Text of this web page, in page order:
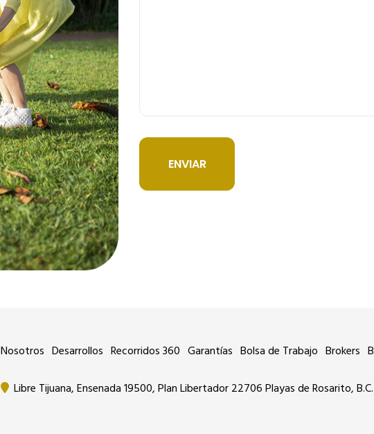
Nosotros Desarrollos Recorridos 360 Garantías Bolsa de Trabajo Brokers
Libre Tijuana, Ensenada 19500, Plan Libertador 22706 Playas de Rosarito, B.C.